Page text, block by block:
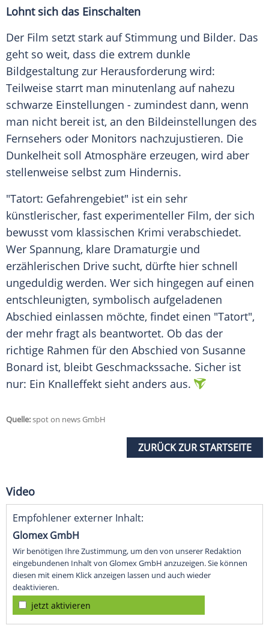
Lohnt sich das Einschalten
Der Film setzt stark auf Stimmung und Bilder. Das
geht so weit, dass die extrem dunkle
Bildgestaltung zur Herausforderung wird:
Teilweise starrt man minutenlang auf nahezu
schwarze Einstellungen - zumindest dann, wenn
man nicht bereit ist, an den Bildeinstellungen des
Fernsehers oder Monitors nachzujustieren. Die
Dunkelheit soll Atmosphäre erzeugen, wird aber
stellenweise selbst zum Hindernis.
"Tatort: Gefahrengebiet" ist ein sehr
künstlerischer, fast experimenteller Film, der sich
bewusst vom klassischen Krimi verabschiedet.
Wer Spannung, klare Dramaturgie und
erzählerischen Drive sucht, dürfte hier schnell
ungeduldig werden. Wer sich hingegen auf einen
entschleunigten, symbolisch aufgeladenen
Abschied einlassen möchte, findet einen "Tatort",
der mehr fragt als beantwortet. Ob das der
richtige Rahmen für den Abschied von Susanne
Bonard ist, bleibt Geschmackssache. Sicher ist
nur: Ein Knalleffekt sieht anders aus.
Quelle:spot on news GmbH
ZURÜCK ZUR STARTSEITE
Video
Empfohlener externer Inhalt:
Glomex GmbH
Wir benötigen Ihre Zustimmung, um den von unserer Redaktion
eingebundenen Inhalt von Glomex GmbH anzuzeigen. Sie können
diesen mit einem Klick anzeigen lassen und auch wieder
deaktivieren.
jetzt aktivieren